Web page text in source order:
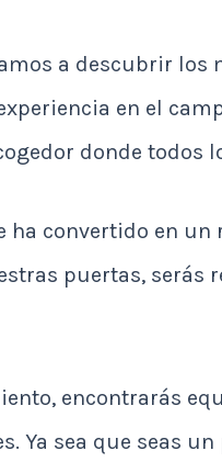
a descubrir
en el
donde todos
ha convertido en
puertas,
encontrarás
Ya sea que seas